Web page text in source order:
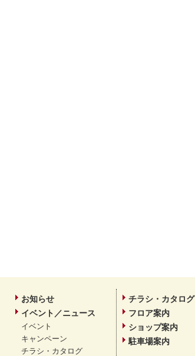
お知らせ
イベント／ニュース
イベント
キャンペーン
チラシ・カタログ
チラシ・カタログ
フロア案内
ショップ案内
駐車場案内